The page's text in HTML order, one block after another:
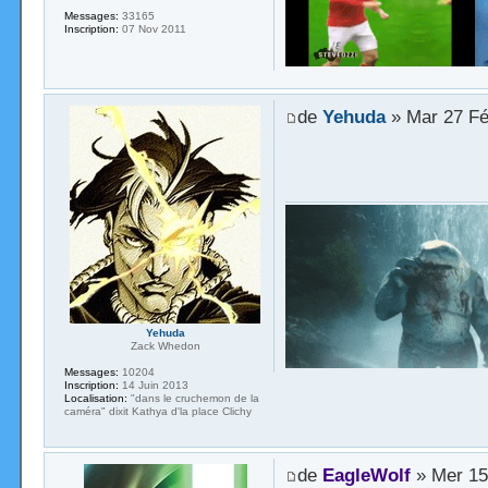
Messages: 33165
Inscription: 07 Nov 2011
de Yehuda» Mar 27
Yehuda
Zack Whedon
Messages: 10204
Inscription: 14 Juin 2013
Localisation: "dans le cruchemon de la
caméra" dixit Kathya d'la place Clichy
de EagleWolf» Mer